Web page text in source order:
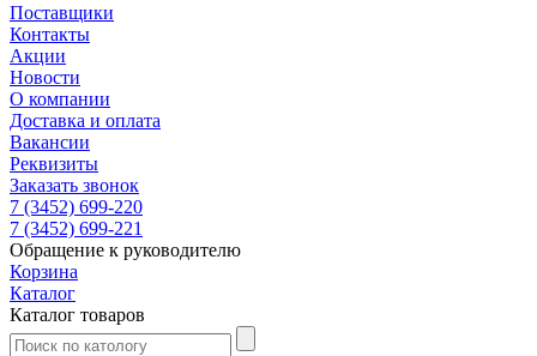
Поставщики
Контакты
Акции
Новости
О компании
Доставка и оплата
Вакансии
Реквизиты
Заказать звонок
7 (3452) 699-220
7 (3452) 699-221
Обращение к руководителю
Корзина
Каталог
Каталог товаров